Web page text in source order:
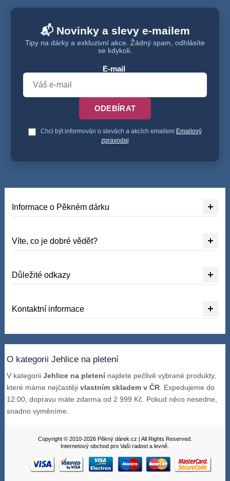
📬 Novinky a slevy e-mailem
Tipy na dárky a exkluzivní akce. Žádný spam, odhlásíte
se kdykoli.
E-mail
ODEBÍRAT
Chci být informován o slevách a akcích emailem Emailový
zpravodaj
Informace o Pěkném dárku
Víte, co je dobré vědět?
Důležité odkazy
Kontaktní informace
O kategorii Jehlice na pletení
V kategoriiJehlice na pletenínajdete pečlivě vybrané produkty,
které máme nejčastějivlastním skladem v ČR . Expedujeme do
12:00, dopravu máte zdarma od 2 999 Kč. Pokud něco nesedne,
snadno vyměníme.
Copyright © 2010-2026 Pěkný dárek.cz | All Rights Reserved.
Internetový obchod pro Vaši radost a levně.